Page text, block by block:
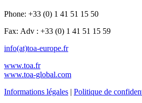
Phone: +33 (0) 1 41 51 15 50
Fax: Adv : +33 (0) 1 41 51 15 59
info(at)toa-europe.fr
www.toa.fr
www.toa-global.com
Informations légales | Politique de